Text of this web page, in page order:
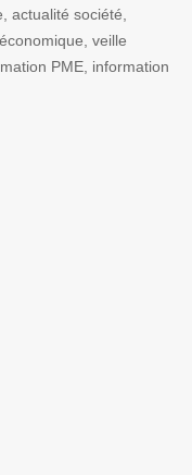
actualité société,
veille
PME, information